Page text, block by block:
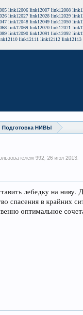
link12006 link12007 link12008
link12027 link12028 link12029
link12048 link12049 link12050
link12069 link12070 link12071
link12090 link12091 link12092
link12111 link12112 link12113
Подготовка НИВЫ
992, 26 июл 2013.
лебедку на ниву.
спасения в крайних
оптимальное